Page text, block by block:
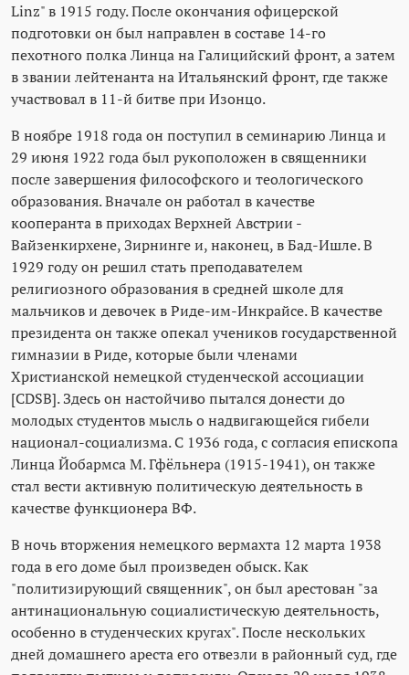
Linz" в 1915 году. После окончания офицерской
подготовки он был направлен в составе 14-го
пехотного полка Линца на Галицийский фронт, а затем
в звании лейтенанта на Итальянский фронт, где также
участвовал в 11-й битве при Изонцо.
В ноябре 1918 года он поступил в семинарию Линца и
29 июня 1922 года был рукоположен в священники
после завершения философского и теологического
образования. Вначале он работал в качестве
кооперанта в приходах Верхней Австрии -
Вайзенкирхене, Зирнинге и, наконец, в Бад-Ишле. В
1929 году он решил стать преподавателем
религиозного образования в средней школе для
мальчиков и девочек в Риде-им-Инкрайсе. В качестве
президента он также опекал учеников государственной
гимназии в Риде, которые были членами
Христианской немецкой студенческой ассоциации
[CDSB]. Здесь он настойчиво пытался донести до
молодых студентов мысль о надвигающейся гибели
национал-социализма. С 1936 года, с согласия епископа
Линца Йобармса М. Гфёльнера (1915-1941), он также
стал вести активную политическую деятельность в
качестве функционера ВФ.
В ночь вторжения немецкого вермахта 12 марта 1938
года в его доме был произведен обыск. Как
"политизирующий священник", он был арестован "за
антинациональную социалистическую деятельность,
особенно в студенческих кругах". После нескольких
дней домашнего ареста его отвезли в районный суд, где